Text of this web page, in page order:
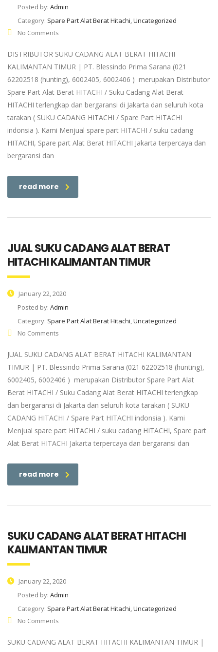
Posted by: Admin
Category: Spare Part Alat Berat Hitachi, Uncategorized
No Comments
DISTRIBUTOR SUKU CADANG ALAT BERAT HITACHI
KALIMANTAN TIMUR | PT. Blessindo Prima Sarana (021
62202518 (hunting), 6002405, 6002406 ) merupakan Distributor
Spare Part Alat Berat HITACHI / Suku Cadang Alat Berat
HITACHI terlengkap dan bergaransi di Jakarta dan seluruh kota
tarakan ( SUKU CADANG HITACHI / Spare Part HITACHI
indonsia ). Kami Menjual spare part HITACHI / suku cadang
HITACHI, Spare part Alat Berat HITACHI Jakarta terpercaya dan
bergaransi dan
read more
JUAL SUKU CADANG ALAT BERAT
HITACHI KALIMANTAN TIMUR
January 22, 2020
Posted by: Admin
Category: Spare Part Alat Berat Hitachi, Uncategorized
No Comments
JUAL SUKU CADANG ALAT BERAT HITACHI KALIMANTAN
TIMUR | PT. Blessindo Prima Sarana (021 62202518 (hunting),
6002405, 6002406 ) merupakan Distributor Spare Part Alat
Berat HITACHI / Suku Cadang Alat Berat HITACHI terlengkap
dan bergaransi di Jakarta dan seluruh kota tarakan ( SUKU
CADANG HITACHI / Spare Part HITACHI indonsia ). Kami
Menjual spare part HITACHI / suku cadang HITACHI, Spare part
Alat Berat HITACHI Jakarta terpercaya dan bergaransi dan
read more
SUKU CADANG ALAT BERAT HITACHI
KALIMANTAN TIMUR
January 22, 2020
Posted by: Admin
Category: Spare Part Alat Berat Hitachi, Uncategorized
No Comments
SUKU CADANG ALAT BERAT HITACHI KALIMANTAN TIMUR |